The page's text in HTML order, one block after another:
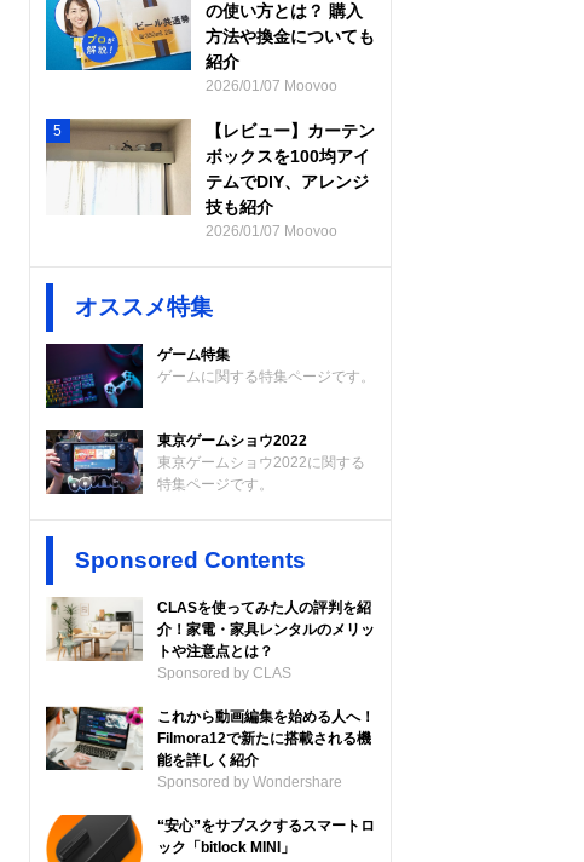
の使い方とは？ 購入
方法や換金についても
紹介
2026/01/07 Moovoo
5
【レビュー】カーテン
ボックスを100均アイ
テムでDIY、アレンジ
技も紹介
2026/01/07 Moovoo
オススメ特集
ゲーム特集
ゲームに関する特集ページです。
東京ゲームショウ2022
東京ゲームショウ2022に関する
特集ページです。
Sponsored Contents
CLASを使ってみた人の評判を紹
介！家電・家具レンタルのメリッ
トや注意点とは？
Sponsored by CLAS
これから動画編集を始める人へ！
Filmora12で新たに搭載される機
能を詳しく紹介
Sponsored by Wondershare
“安心”をサブスクするスマートロ
ック「bitlock MINI」